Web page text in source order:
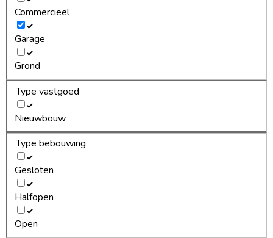
Commercieel
Garage
Grond
Type vastgoed
Nieuwbouw
Type bebouwing
Gesloten
Halfopen
Open